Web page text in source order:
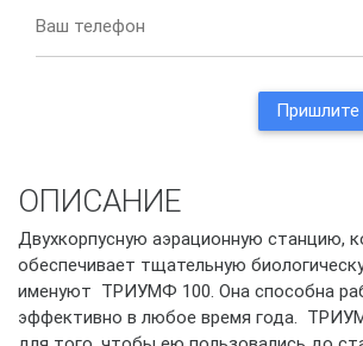
Ваш телефон
Пришлите
ОПИСАНИЕ
Двухкорпусную аэрационную станцию,
обеспечивает тщательную
именуют ТРИУМФ 100. Она способна
эффективно в любое время года.